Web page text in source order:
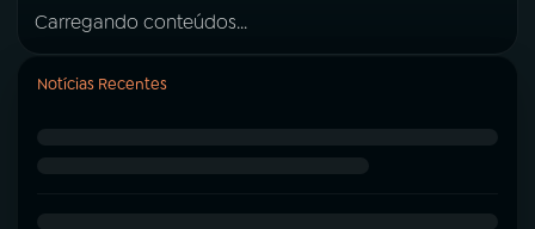
Carregando conteúdos...
Notícias Recentes